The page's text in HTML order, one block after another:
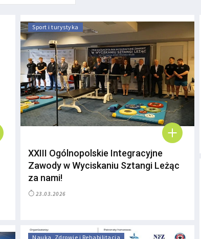
Sport i turystyka
XXIII Ogólnopolskie Integracyjne
Zawody w Wyciskaniu Sztangi Leżąc
za nami!
23.03.2026
Nauka, Zdrowie i Rehabilitacja